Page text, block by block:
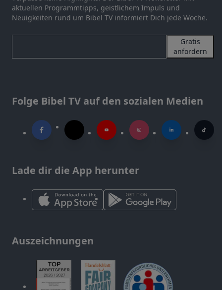
aktuellen Programmtipps, geistlichem Impuls und
Neuigkeiten rund um Bibel TV informiert Dich jede Woche.
Gratis
anfordern
Folge Bibel TV auf den sozialen Medien
Lade dir die App herunter
Auszeichnungen